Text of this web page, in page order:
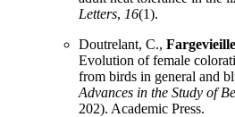
Letters, 16(1).
Doutrelant, C.,
Evolution of female
from birds in general and
Advances in the Study of
202). Academic Press.